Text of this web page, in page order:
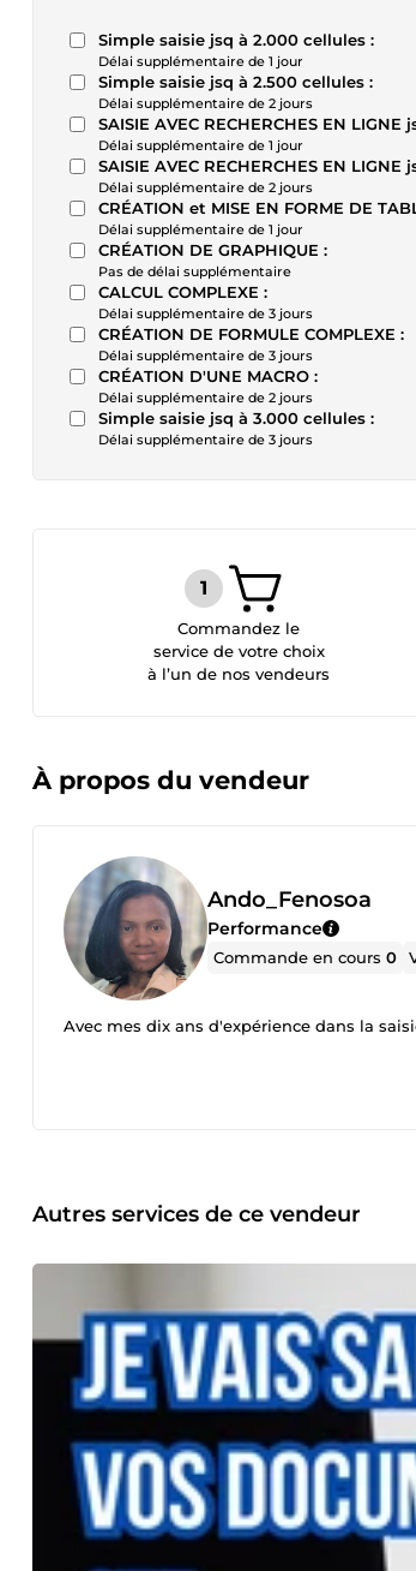
Simple saisie jsq à 2.000 cellules :
Délai supplémentaire de 1 jour
Simple saisie jsq à 2.500 cellules :
Délai supplémentaire de 2 jours
SAISIE AVEC RECHERCHES EN LIGNE
Délai supplémentaire de 1 jour
SAISIE AVEC RECHERCHES EN
Délai supplémentaire de 2 jours
CRÉATION et MISE EN FORME DE
Délai supplémentaire de 1 jour
CRÉATION DE GRAPHIQUE :
Pas de délai supplémentaire
CALCUL COMPLEXE :
Délai supplémentaire de 3 jours
CRÉATION DE FORMULE COMPLEXE :
Délai supplémentaire de 3 jours
CRÉATION D'UNE MACRO :
Délai supplémentaire de 2 jours
Simple saisie jsq à 3.000 cellules :
Délai supplémentaire de 3 jours
Commandez le
service de votre choix
à l’un de nos vendeurs
À propos du vendeur
Ando_Fenosoa
Performance
Commande en cours0
Avec mes dix ans d'expérience dans la
Autres services de ce vendeur